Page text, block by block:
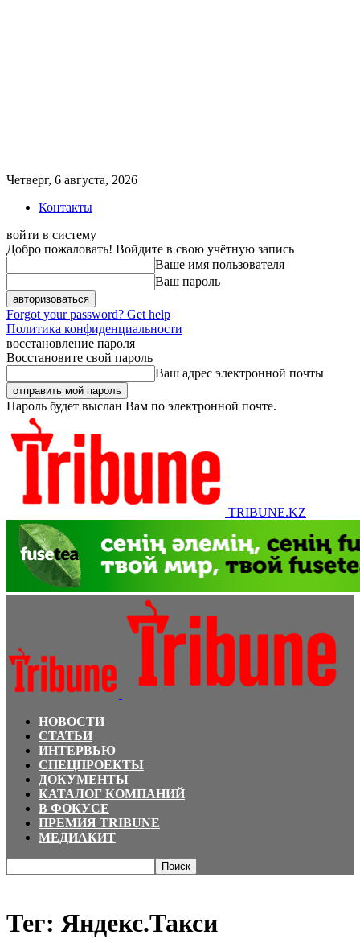
Четверг, 6 августа, 2026
Контакты
войти в систему
Добро пожаловать! Войдите в свою учётную запись
Ваше имя пользователя
Ваш пароль
Forgot your password? Get help
Политика конфиденциальности
восстановление пароля
Восстановите свой пароль
Ваш адрес электронной почты
Пароль будет выслан Вам по электронной почте.
TRIBUNE.KZ
НОВОСТИ
СТАТЬИ
ИНТЕРВЬЮ
СПЕЦПРОЕКТЫ
ДОКУМЕНТЫ
КАТАЛОГ КОМПАНИЙ
В ФОКУСЕ
ПРЕМИЯ TRIBUNE
МЕДИАКИТ
Тег: Яндекс.Такси